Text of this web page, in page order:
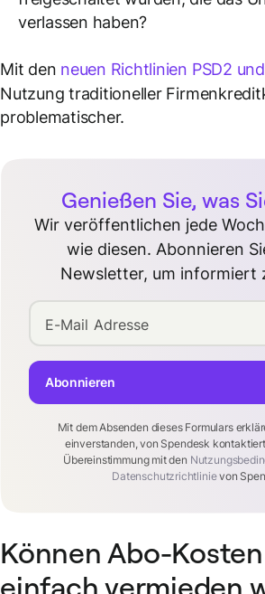
verlassen haben?
Mit den neuen Richtlinien PSD2
Nutzung traditioneller
problematischer.
Genießen Sie, was
Wir veröffentlichen jede
wie diesen. Abonnieren
Newsletter, um informiert
E-Mail Adresse
Mit dem Absenden dieses Formulars
einverstanden, von Spendesk
Übereinstimmung mit den
Datenschutzrichtlinievon
Abonnieren
Können Abo-
einfach vermieden